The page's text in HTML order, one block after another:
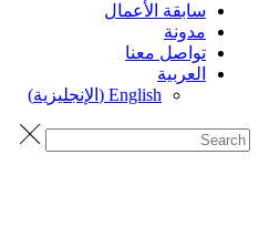
سابقة الأعمال
مدونة
تواصل معنا
العربية
English
( الإنجليزية)